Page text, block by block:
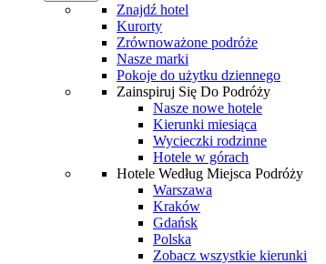
Znajdź hotel
Kurorty
Zrównoważone podróże
Nasze marki
Pokoje do użytku dziennego
Zainspiruj Się Do Podróży
Nasze nowe hotele
Kierunki miesiąca
Wycieczki rodzinne
Hotele w górach
Hotele Według Miejsca Podróży
Warszawa
Kraków
Gdańsk
Polska
Zobacz wszystkie kierunki